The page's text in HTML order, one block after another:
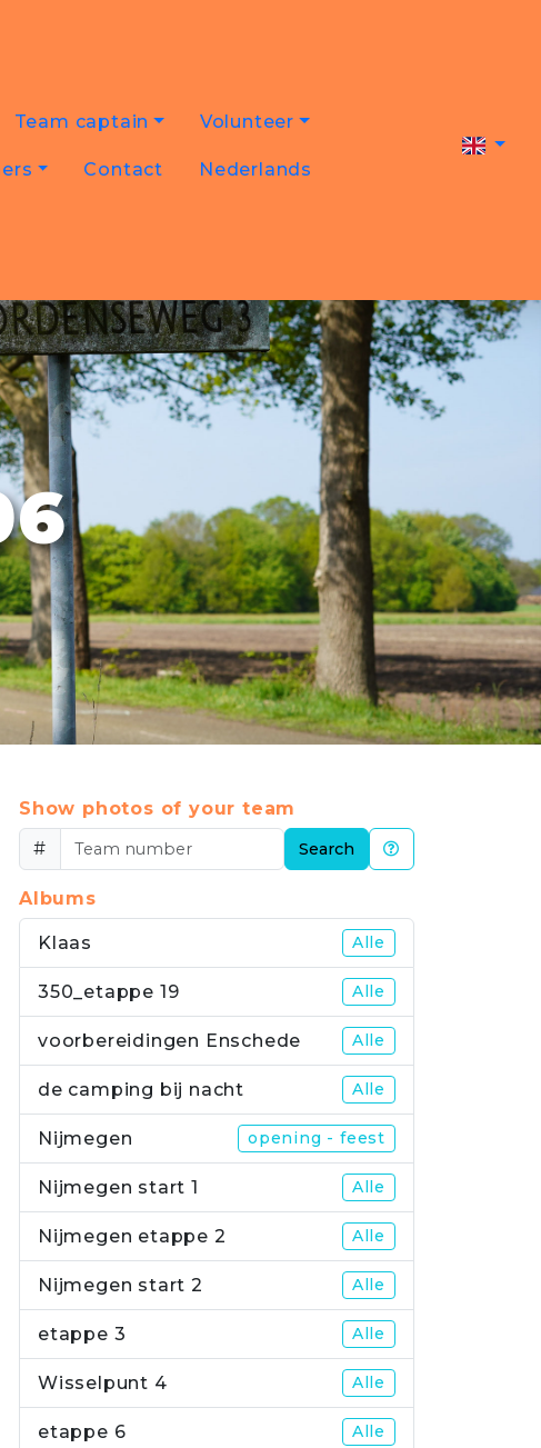
Team captain Volunteer
Contact Nederlands
Show photos of your team
#
Search
Albums
Klaas Alle
350_etappe 19 Alle
voorbereidingen Enschede Alle
de camping bij nacht Alle
Nijmegen opening - feest
Nijmegen start 1 Alle
Nijmegen etappe 2 Alle
Nijmegen start 2 Alle
etappe 3 Alle
Wisselpunt 4 Alle
etappe 6 Alle